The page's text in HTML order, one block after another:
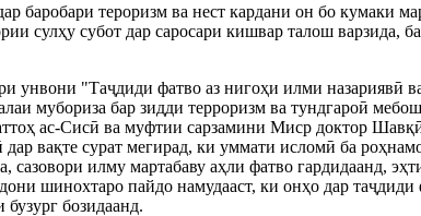
баробари тероризм ва нест кардани он бо кумаки
сулҳу субот дар саросари кишвар талош варзида,
унвони "Таҷдиди фатво аз нигоҳи илми назариявӣ
мубориза бар зидди терроризм ва тундгароӣ
ас-Сисӣ ва муфтии сарзамини Миср доктор
вақте сурат мегирад, ки уммати исломӣ ба
илму мартабаву аҳли фатво гардидаанд,
шинохтаро пайдо намудааст, ки онҳо дар таҷдиди
бозидаанд.